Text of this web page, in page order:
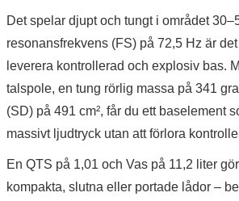
Det spelar djupt och tungt i området
resonansfrekvens (FS) på 72,5 Hz är
leverera kontrollerad och explosiv bas.
talspole, en tung rörlig massa på 341
(SD) på 491 cm², får du ett baselement
massivt ljudtryck utan att förlora
En QTS på 1,01 och Vas på 11,2 liter
kompakta, slutna eller portade lådor –